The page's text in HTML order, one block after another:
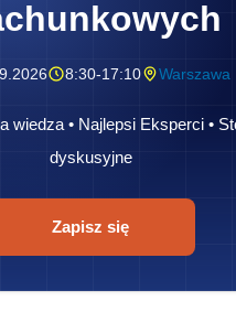
8:30-17:10 Warszawa
wiedza • Najlepsi Eksperci •
dyskusyjne
Zapisz się